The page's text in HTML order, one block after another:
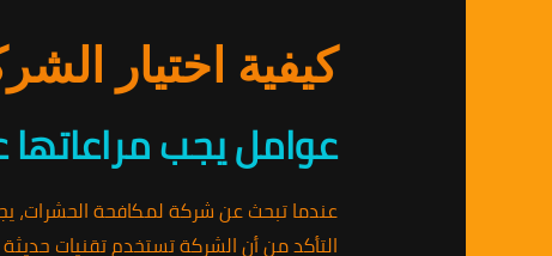
كيفية اختيار
عوامل يجب مراعاتها
عندما تبحث عن شركة لمكافحة
التأكد من أن الشركة تستخدم تقنيات